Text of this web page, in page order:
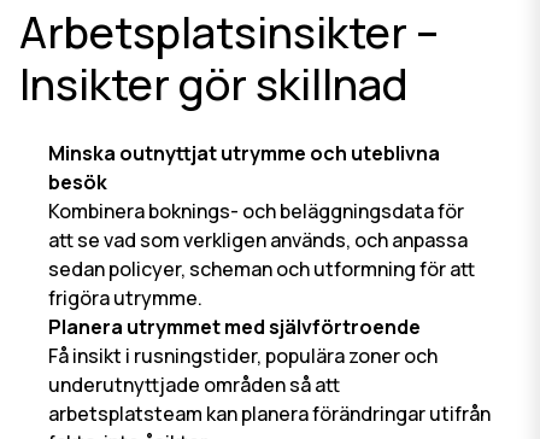
Arbetsplatsinsikter –
Insikter gör skillnad
Minska outnyttjat utrymme och uteblivna
besök
Kombinera boknings- och beläggningsdata för
att se vad som verkligen används, och anpassa
sedan policyer, scheman och utformning för att
frigöra utrymme.
Planera utrymmet med självförtroende
Få insikt i rusningstider, populära zoner och
underutnyttjade områden så att
arbetsplatsteam kan planera förändringar utifrån